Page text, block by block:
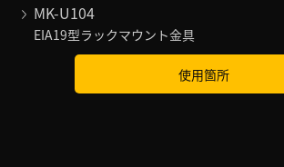
MK-U104
EIA19型ラックマウント金具
使用箇所